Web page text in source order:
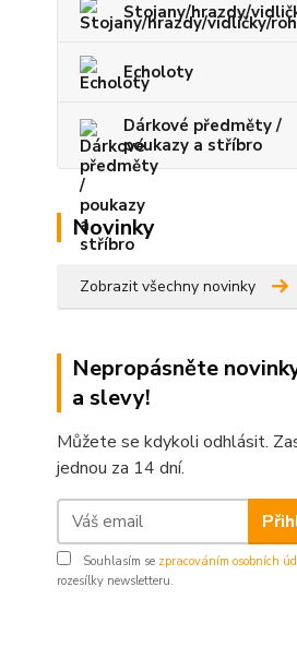
Stojany/hrazdy/
Echoloty
Dárkové předměty /
poukazy a stříbro
Novinky
Zobrazit všechny novinky
Nepropásněte
a slevy!
Můžete se kdykoli odhlásit.
jednou za 14 dní.
Souhlasím se zpracováním osobních
rozesílky newsletteru.